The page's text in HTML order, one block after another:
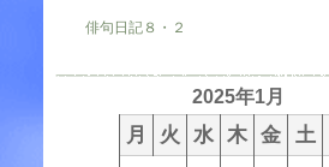
俳句日記８・２
2025年1月
月 火 水 木 金 土